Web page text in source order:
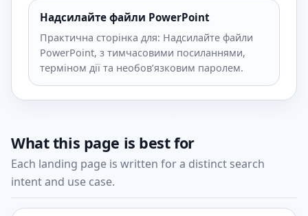
Надсилайте файли PowerPoint
Практична сторінка для: Надсилайте файли
PowerPoint, з тимчасовими посиланнями,
терміном дії та необов’язковим паролем.
What this page is best for
Each landing page is written for a distinct search
intent and use case.